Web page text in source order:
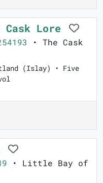
Cask Lore
• The Cask
(Islay) • Five
• Little Bay of